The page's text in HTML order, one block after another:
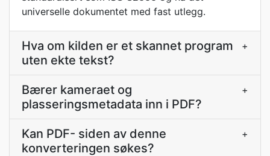
universelle dokumentet med fast utlegg.
Hva om kilden er et skannet program
uten ekte tekst?
+
Bærer kameraet og
plasseringsmetadata inn i PDF?
+
Kan PDF- siden av denne
konverteringen søkes?
+